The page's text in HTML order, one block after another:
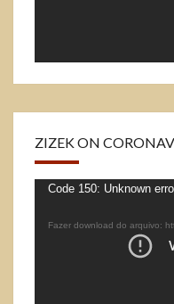
ZIZEK ON
Tocador
Code 150: Unknown
Fazer download do arquivo: